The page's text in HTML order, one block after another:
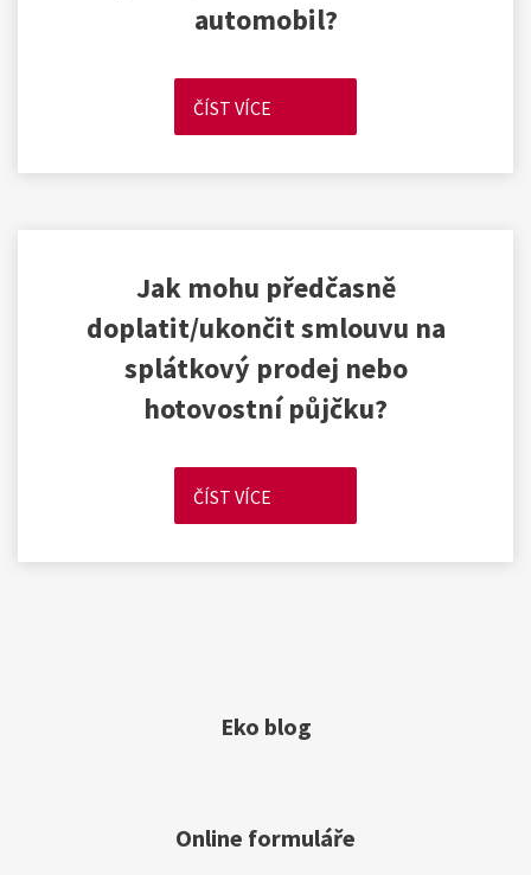
automobil?
ČÍST VÍCE
Jak mohu předčasně
doplatit/ukončit smlouvu na
splátkový prodej nebo
hotovostní půjčku?
ČÍST VÍCE
Eko blog
Online formuláře